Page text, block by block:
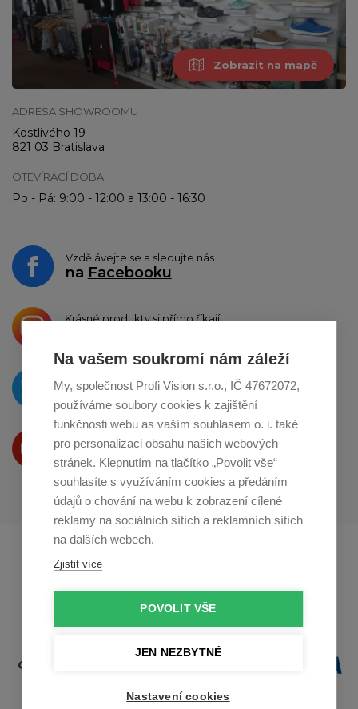
Na vašem soukromí nám záleží
My, společnost Profi Vision s.r.o., IČ 47672072,
používáme soubory cookies k zajištění
funkčnosti webu as vaším souhlasem o. i. také
pro personalizaci obsahu našich webových
stránek. Klepnutím na tlačítko „Povolit vše“
souhlasíte s využíváním cookies a předáním
údajů o chování na webu k zobrazení cílené
reklamy na sociálních sítích a reklamních sítích
na dalších webech.
Zjistit více
POVOLIT VŠE
JEN NEZBYTNÉ
Nastavení cookies
Zobrazit na mapě
ADRESA SHOWROOMU
Kostlivého 19
821 03 Bratislava
OTEVÍRACÍ DOBA
Po - Pá: 9:00 - 12:00 a 13:00 - 16:30
Vzdělávejte se a sledujte nás
na Facebooku
Krásné produkty si přímo říkají
O novinkách píšeme
naTwitteru
Produkty Vám představujeme
na Youtube
Profikuchar.sk